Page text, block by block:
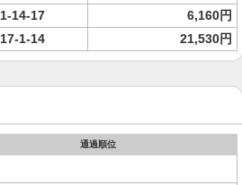
1-14-17
6,160円
17-1-14 21,530円
通過順位